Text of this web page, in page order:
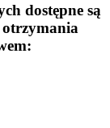
dostępne są